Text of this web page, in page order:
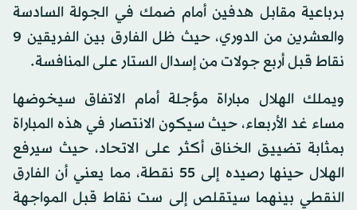
برباعية مقابل هدفين أمام ضمك في الجولة السادسة
والعشرين من الدوري، حيث ظل الفارق بين الفريقين 9
نقاط قبل أربع جولات من إسدال الستار على المنافسة.
ويملك الهلال مباراة مؤجلة أمام الاتفاق سيخوضها
مساء غد الأربعاء، حيث سيكون الانتصار في هذه المباراة
بمثابة تضييق الخناق أكثر على الاتحاد، حيث سيرفع
الهلال حينها رصيده إلى 55 نقطة، مما يعني أن الفارق
النقطي بينهما سيتقلص إلى ست نقاط قبل المواجهة